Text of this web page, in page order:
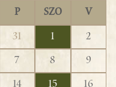
P SZO V
31 1
2
7 8
9
14 15
16